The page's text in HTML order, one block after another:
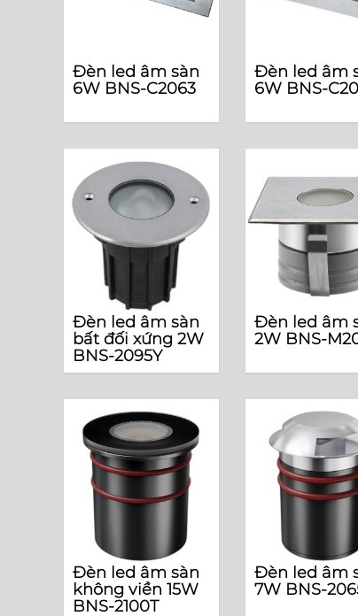
Đèn led âm sàn
6W BNS-C2063
Đèn led âm
6W BNS-
Đèn led âm sàn
bất đối xứng 2W
BNS-2095Y
Đèn led âm
2W BNS-
Đèn led âm sàn
không viền 15W
BNS-2100T
Đèn led âm
7W BNS-